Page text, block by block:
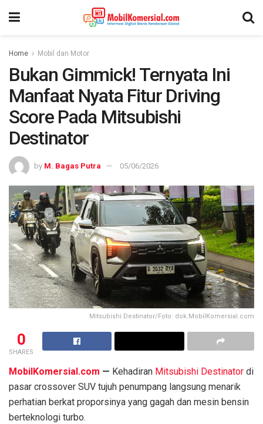
Home Mobil dan Motor
Bukan Gimmick! Ternyata Ini
Manfaat Nyata Fitur Driving
Score Pada Mitsubishi
Destinator
by M. Bagas Putra 05/06/2026
Mitsubishi Destinator/Foto: dok.MobilKomersial.com
0
SHARES
MobilKomersial.com — Kehadiran Mitsubishi Destinator di
pasar crossover SUV tujuh penumpang langsung menarik
perhatian berkat proporsinya yang gagah dan mesin bensin
berteknologi turbo.